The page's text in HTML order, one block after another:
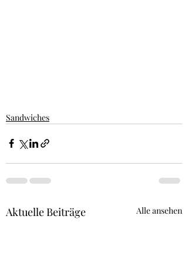
Sandwiches
Aktuelle Beiträge Alle ansehen